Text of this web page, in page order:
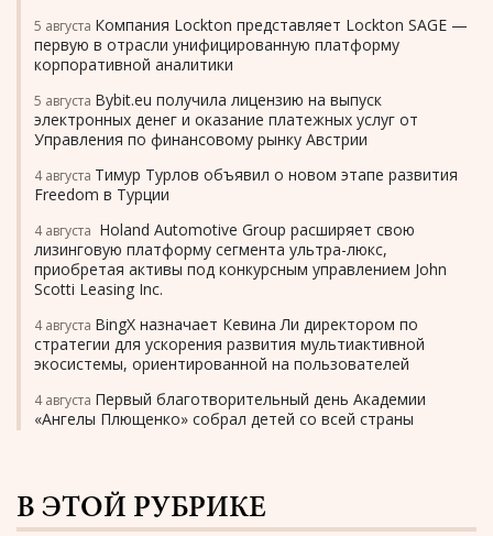
5 августа Компания Lockton представляет Lockton SAGE —
первую в отрасли унифицированную платформу
корпоративной аналитики
5 августа Bybit.eu получила лицензию на выпуск
электронных денег и оказание платежных услуг от
Управления по финансовому рынку Австрии
4 августа Тимур Турлов объявил о новом этапе развития
Freedom в Турции
4 августа Holand Automotive Group расширяет свою
лизинговую платформу сегмента ультра-люкс,
приобретая активы под конкурсным управлением John
Scotti Leasing Inc.
4 августа BingX назначает Кевина Ли директором по
стратегии для ускорения развития мультиактивной
экосистемы, ориентированной на пользователей
4 августа Первый благотворительный день Академии
«Ангелы Плющенко» собрал детей со всей страны
В ЭТОЙ РУБРИКЕ